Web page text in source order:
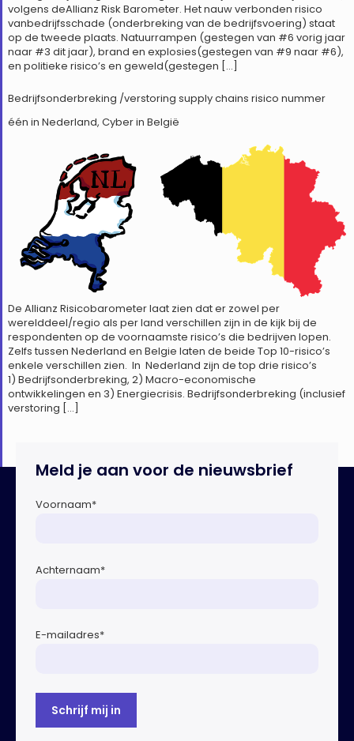
volgens deAllianz Risk Barometer. Het nauw verbonden risico
vanbedrijfsschade (onderbreking van de bedrijfsvoering) staat
op de tweede plaats. Natuurrampen (gestegen van #6 vorig jaar
naar #3 dit jaar), brand en explosies(gestegen van #9 naar #6),
en politieke risico’s en geweld(gestegen […]
Bedrijfsonderbreking /verstoring supply chains risico nummer
één in Nederland, Cyber in België
De Allianz Risicobarometer laat zien dat er zowel per
werelddeel/regio als per land verschillen zijn in de kijk bij de
respondenten op de voornaamste risico’s die bedrijven lopen.
Zelfs tussen Nederland en Belgie laten de beide Top 10-risico’s
enkele verschillen zien. In Nederland zijn de top drie risico’s
1) Bedrijfsonderbreking, 2) Macro-economische
ontwikkelingen en 3) Energiecrisis. Bedrijfsonderbreking (inclusief
verstoring […]
Meld je aan voor de nieuwsbrief
Voornaam*
Achternaam*
E-mailadres*